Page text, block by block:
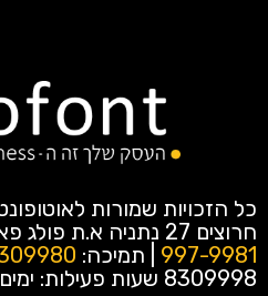
כל הזכויות שמורות
חרוצים 27 נתניה א.ת פולג פארק שיאים.
997-9981
| תמיכה:
8309998 שעות פעילות: ימים א-ה ,